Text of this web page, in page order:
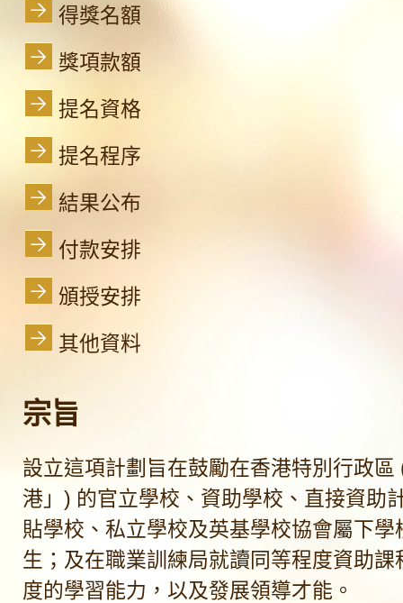
得獎名額
獎項款額
提名資格
提名程序
結果公布
付款安排
頒授安排
其他資料
宗旨
設立這項計劃旨在鼓勵在香港特別行政區
港」) 的官立學校、資助學校、直接資助
貼學校、私立學校及英基學校協會屬下學
生；及在職業訓練局就讀同等程度資助課
度的學習能力，以及發展領導才能。